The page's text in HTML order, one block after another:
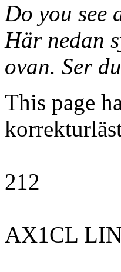
Do you see
Här nedan
ovan. Ser
This page
212
AX1CL